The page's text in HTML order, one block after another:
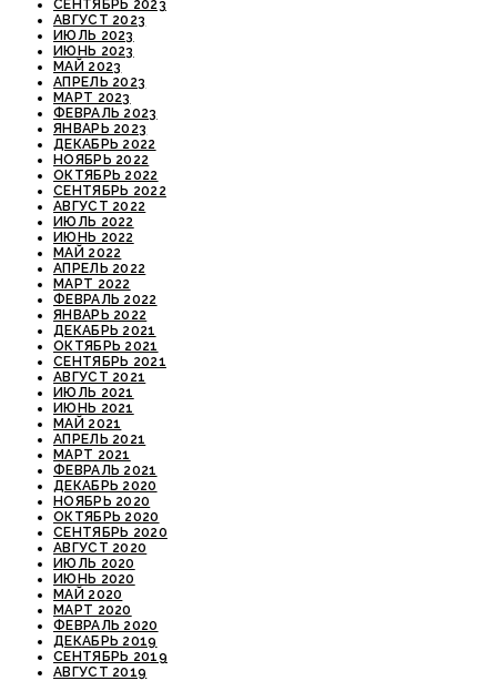
СЕНТЯБРЬ 2023
АВГУСТ 2023
ИЮЛЬ 2023
ИЮНЬ 2023
МАЙ 2023
АПРЕЛЬ 2023
МАРТ 2023
ФЕВРАЛЬ 2023
ЯНВАРЬ 2023
ДЕКАБРЬ 2022
НОЯБРЬ 2022
ОКТЯБРЬ 2022
СЕНТЯБРЬ 2022
АВГУСТ 2022
ИЮЛЬ 2022
ИЮНЬ 2022
МАЙ 2022
АПРЕЛЬ 2022
МАРТ 2022
ФЕВРАЛЬ 2022
ЯНВАРЬ 2022
ДЕКАБРЬ 2021
ОКТЯБРЬ 2021
СЕНТЯБРЬ 2021
АВГУСТ 2021
ИЮЛЬ 2021
ИЮНЬ 2021
МАЙ 2021
АПРЕЛЬ 2021
МАРТ 2021
ФЕВРАЛЬ 2021
ДЕКАБРЬ 2020
НОЯБРЬ 2020
ОКТЯБРЬ 2020
СЕНТЯБРЬ 2020
АВГУСТ 2020
ИЮЛЬ 2020
ИЮНЬ 2020
МАЙ 2020
МАРТ 2020
ФЕВРАЛЬ 2020
ДЕКАБРЬ 2019
СЕНТЯБРЬ 2019
АВГУСТ 2019